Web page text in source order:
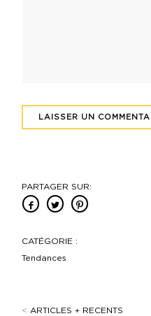
PARTAGER SUR:
CATÉGORIE :
Tendances
< ARTICLES + RECENTS